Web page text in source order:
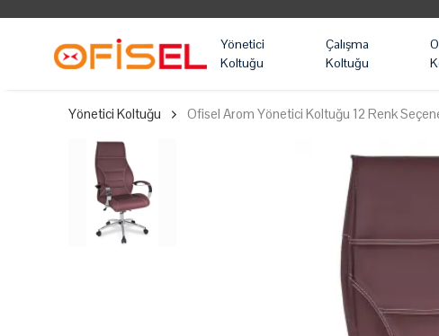
Yönetici
Koltuğu
Çalışma
Koltuğu
Yönetici Koltuğu Ofisel Arom Yönetici Koltuğu 12 Renk